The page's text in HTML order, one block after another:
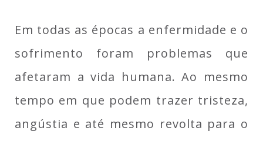
Em todas as épocas a enfermidade e o
sofrimento foram problemas que
afetaram a vida humana. Ao mesmo
tempo em que podem trazer tristeza,
angústia e até mesmo revolta para o